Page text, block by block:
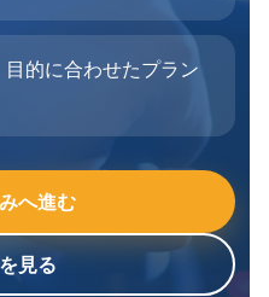
的に合わせたプラン
へ進む
見る